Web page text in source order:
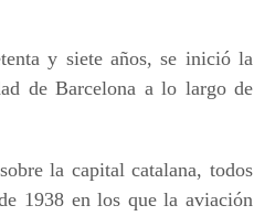
y siete años, se inició la
de Barcelona a lo largo de
la capital catalana, todos
1938 en los que la aviación